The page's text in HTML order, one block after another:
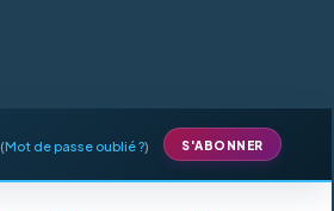
(Mot de passe oublié ?) S'ABONNER